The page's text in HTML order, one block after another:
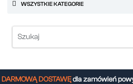
WSZYSTKIE KATEGORIE
DOSTAWĘdla zamówień